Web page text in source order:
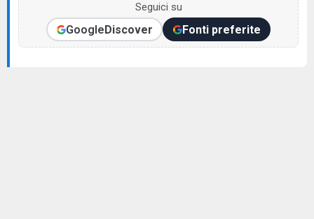
Seguici su
GoogleDiscover Fonti preferite